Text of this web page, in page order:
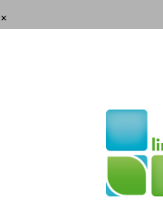
×